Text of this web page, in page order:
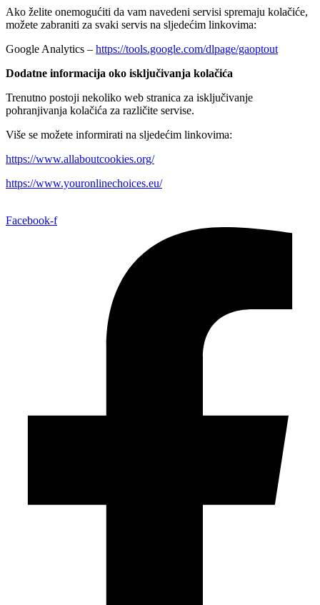
Ako želite onemogućiti da vam navedeni servisi spremaju kolačiće,
možete zabraniti za svaki servis na sljedećim linkovima:
Google Analytics – https://tools.google.com/dlpage/gaoptout
Dodatne informacija oko isključivanja kolačića
Trenutno postoji nekoliko web stranica za isključivanje
pohranjivanja kolačića za različite servise.
Više se možete informirati na sljedećim linkovima:
https://www.allaboutcookies.org/
https://www.youronlinechoices.eu/
Facebook-f